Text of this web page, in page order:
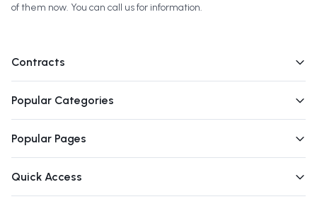
of them now. You can call us for information.
Contracts
Popular Categories
Popular Pages
Quick Access